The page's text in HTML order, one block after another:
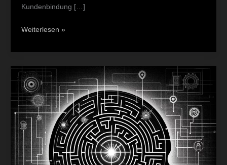
Kundenbindung […]
Weiterlesen »
Behavioral
Strategy:
Eine
neue
Definition
der
Performance
im